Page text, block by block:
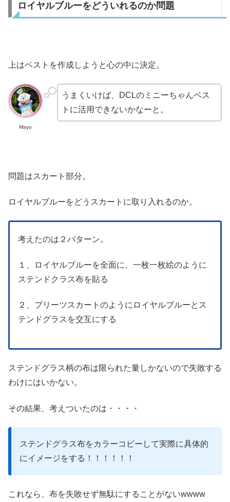
ロイヤルブルーをどういれるのか問題
上はベストを作成しようと心の中に決定。
Mayu
うまくいけば、DCLのミニーちゃんベス
トに活用できないかなーと。
問題はスカート部分。
ロイヤルブルーをどうスカートに取り入れるのか。
考えたのは２パターン。
１、ロイヤルブルーを全面に、一枚一枚絵のように
ステンドクラス布を貼る
２、プリーツスカートのようにロイヤルブルーとス
テンドグラスを交互にする
ステンドグラス柄の布は限られた量しかないので失敗する
わけにはいかない。
その結果、考えついたのは・・・・
ステンドグラス布をカラーコビーして実際に具体的
にイメージをする！！！！！！
これなら、布を失敗せず無駄にすることがないwwww